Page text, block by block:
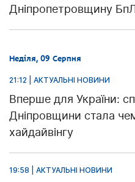
Дніпропетровщину
Неділя, 09 Серпня
21:12 | АКТУАЛЬНІ НОВИНИ
Вперше для України:
Дніпровщини стала
хайдайвінгу
19:58 | АКТУАЛЬНІ НОВИНИ